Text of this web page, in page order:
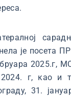
је посета
2025.г,
г, као и
31.